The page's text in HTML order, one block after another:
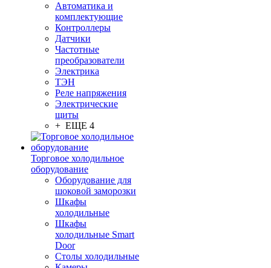
Автоматика и
комплектующие
Контроллеры
Датчики
Частотные
преобразователи
Электрика
ТЭН
Реле напряжения
Электрические
щиты
+ ЕЩЕ 4
Торговое холодильное
оборудование
Оборудование для
шоковой заморозки
Шкафы
холодильные
Шкафы
холодильные Smart
Door
Столы холодильные